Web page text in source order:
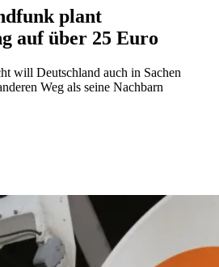
plant
auf über 25 Euro
will Deutschland auch in Sachen
Weg als seine Nachbarn